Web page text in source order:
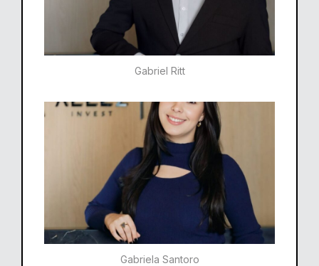
Gabriel Ritt
Gabriela Santoro​